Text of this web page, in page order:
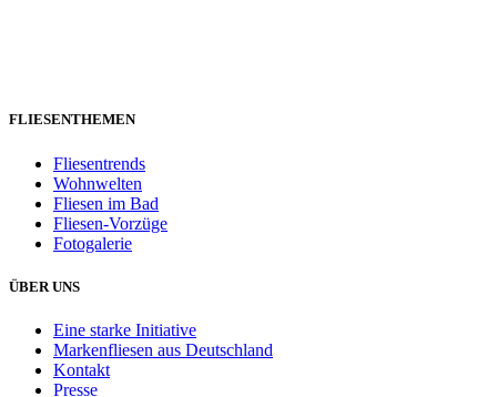
FLIESENTHEMEN
Fliesentrends
Wohnwelten
Fliesen im Bad
Fliesen-Vorzüge
Fotogalerie
ÜBER UNS
Eine starke Initiative
Markenfliesen aus Deutschland
Kontakt
Presse